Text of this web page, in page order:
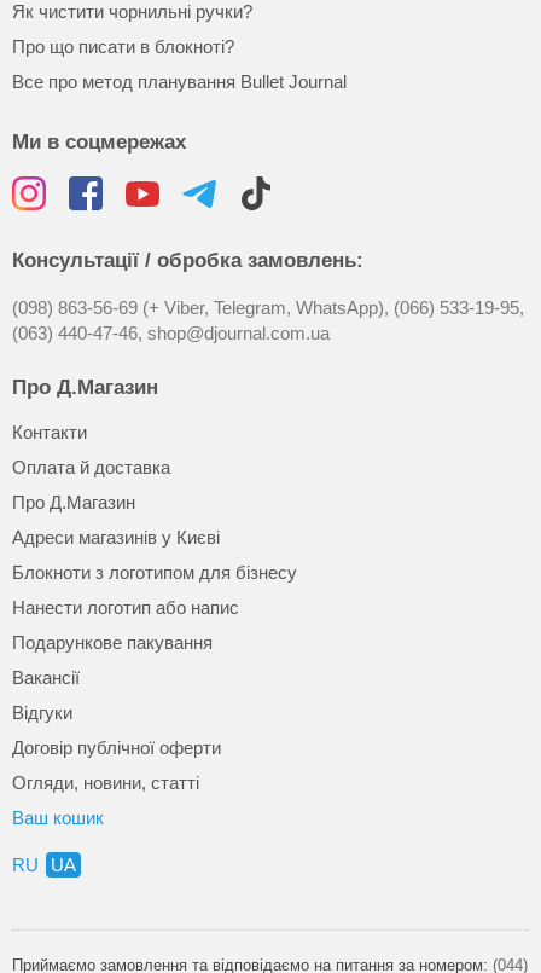
Як чистити чорнильні ручки?
Про що писати в блокноті?
Все про метод планування Bullet Journal
Ми в соцмережах
Консультації / обробка замовлень:
(098) 863-56-69 (+ Viber, Telegram, WhatsApp), (066) 533-19-95,
(063) 440-47-46, shop@djournal.com.ua
Про Д.Магазин
Контакти
Оплата й доставка
Про Д.Магазин
Адреси магазинів у Києві
Блокноти з логотипом для бізнесу
Нанести логотип або напис
Подарункове пакування
Вакансії
Відгуки
Договір публічної оферти
Огляди, новини, статті
Ваш кошик
RU UA
Приймаємо замовлення та відповідаємо на питання за номером: (044)